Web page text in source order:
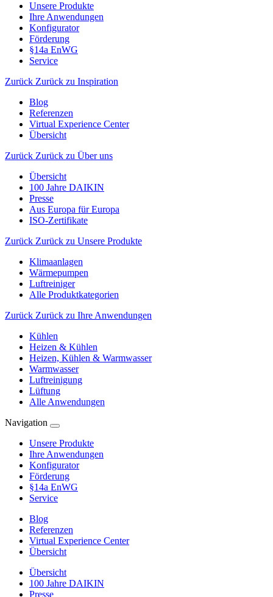
Unsere Produkte
Ihre Anwendungen
Konfigurator
Förderung
§14a EnWG
Service
Zurück Zurück zu Inspiration
Blog
Referenzen
Virtual Experience Center
Übersicht
Zurück Zurück zu Über uns
Übersicht
100 Jahre DAIKIN
Presse
Aus Europa für Europa
ISO-Zertifikate
Zurück Zurück zu Unsere Produkte
Klimaanlagen
Wärmepumpen
Luftreiniger
Alle Produktkategorien
Zurück Zurück zu Ihre Anwendungen
Kühlen
Heizen & Kühlen
Heizen, Kühlen & Warmwasser
Warmwasser
Luftreinigung
Lüftung
Alle Anwendungen
Navigation
Unsere Produkte
Ihre Anwendungen
Konfigurator
Förderung
§14a EnWG
Service
Blog
Referenzen
Virtual Experience Center
Übersicht
Übersicht
100 Jahre DAIKIN
Presse